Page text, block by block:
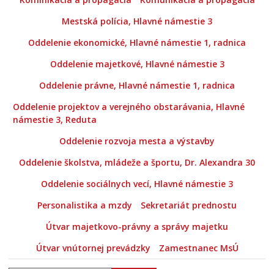
Mestská polícia, Hlavné námestie 3
Oddelenie ekonomické, Hlavné námestie 1, radnica
Oddelenie majetkové, Hlavné námestie 3
Oddelenie právne, Hlavné námestie 1, radnica
Oddelenie projektov a verejného obstarávania, Hlavné
námestie 3, Reduta
Oddelenie rozvoja mesta a výstavby
Oddelenie školstva, mládeže a športu, Dr. Alexandra 30
Oddelenie sociálnych vecí, Hlavné námestie 3
Personalistika a mzdy
Sekretariát prednostu
Útvar majetkovo-právny a správy majetku
Útvar vnútornej prevádzky
Zamestnanec MsÚ